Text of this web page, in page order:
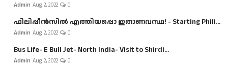
Admin Aug 2, 2022 0
ഫിലിപ്പീൻസിൽ എത്തിയപ്പൊ ഇതാണവസ്ഥ! - Starting Phili...
Admin Aug 2, 2022 0
Bus Life- E Bull Jet- North India- Visit to Shirdi...
Admin Aug 2, 2022 0